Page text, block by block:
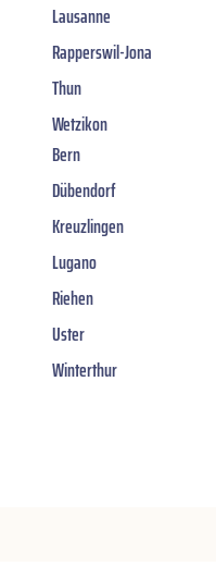
Lausanne
Rapperswil-Jona
Thun
Wetzikon
Bern
Dübendorf
Kreuzlingen
Lugano
Riehen
Uster
Winterthur